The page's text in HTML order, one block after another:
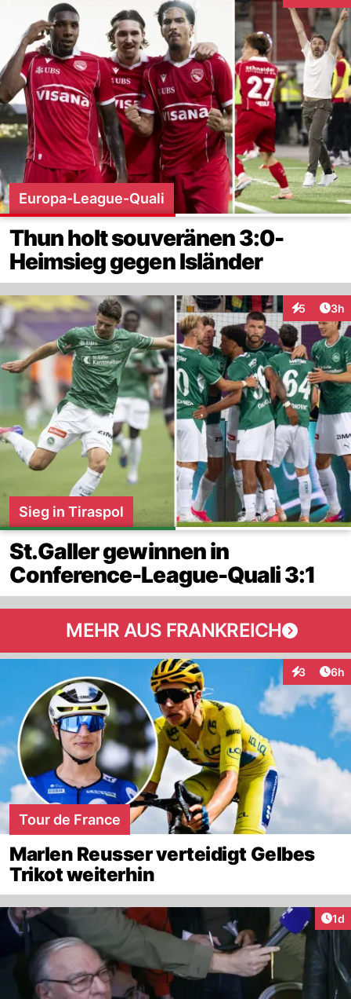
Europa-League-Quali
Thun holt souveränen 3:0-
Heimsieg gegen Isländer
5 3h
Sieg in Tiraspol
St.Galler gewinnen in
Conference-League-Quali 3:1
MEHR AUS FRANKREICH
3 6h
Tour de France
Marlen Reusser verteidigt Gelbes
Trikot weiterhin
1d